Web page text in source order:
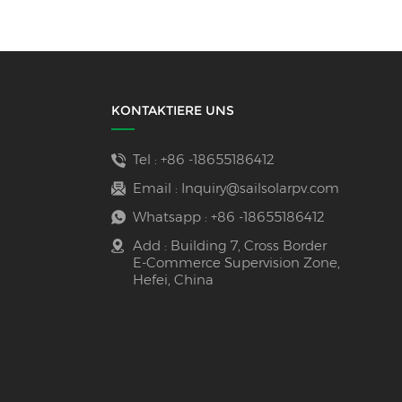
KONTAKTIERE UNS
Tel : +86 -18655186412
Email : Inquiry@sailsolarpv.com
Whatsapp : +86 -18655186412
Add : Building 7, Cross Border
E-Commerce Supervision Zone,
Hefei, China